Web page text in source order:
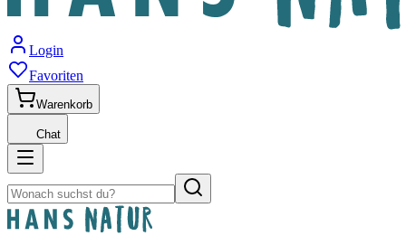
Login
Favoriten
Warenkorb
Chat